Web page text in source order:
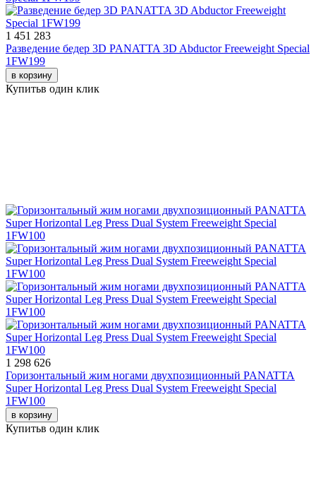
1 451 283
Разведение бедер 3D PANATTA 3D Abductor Freeweight Special
1FW199
в корзину
Купитьв один клик
1 298 626
Горизонтальный жим ногами двухпозиционный PANATTA
Super Horizontal Leg Press Dual System Freeweight Special
1FW100
в корзину
Купитьв один клик